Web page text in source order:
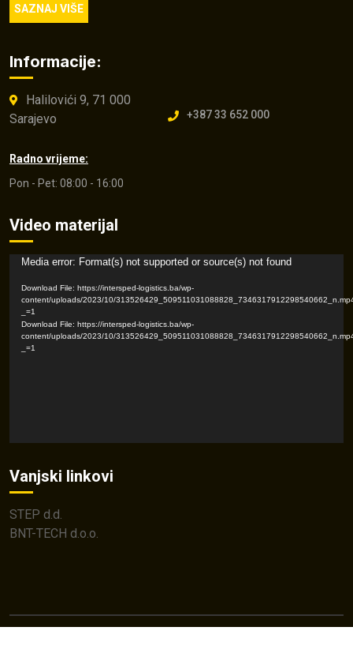
SAZNAJ VIŠE
Informacije:
Halilovići 9, 71 000
Sarajevo
+387 33 652 000
Radno vrijeme:
Pon - Pet: 08:00 - 16:00
Video materijal
Video
Player
Media error: Format(s) not supported or source(s) not found
Download File: https://intersped-logistics.ba/wp-
content/uploads/2023/10/
_=1
Download File: https://intersped-logistics.ba/wp-
content/uploads/2023/10/
_=1
Vanjski linkovi
STEP d.d.
BNT-TECH d.o.o.